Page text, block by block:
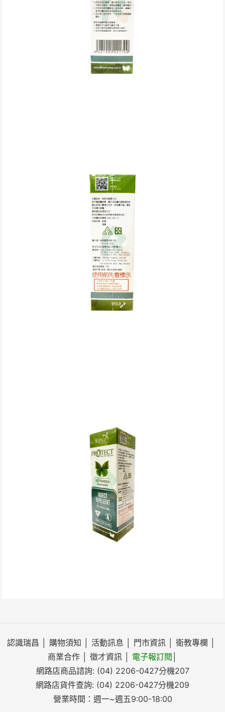
認識瑞昌 購物須知 活動訊息 門市資訊 衛教專欄
商業合作
徵才資訊 電子報訂閱
網路店商品諮詢: (04) 2206-0427分機207
網路店貨件查詢: (04) 2206-0427分機209
營業時間：週一~週五9:00-18:00